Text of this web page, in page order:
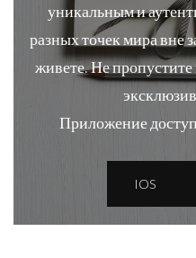
уникальным и
разных точек мира вне
живете. Не
Приложение
IOS